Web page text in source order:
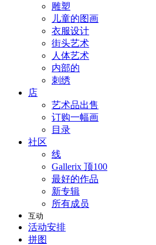
雕塑
儿童的图画
衣服设计
街头艺术
人体艺术
内部的
刺绣
店
艺术品出售
订购一幅画
目录
社区
线
Gallerix 顶100
最好的作品
新专辑
所有成员
互动
活动安排
拼图